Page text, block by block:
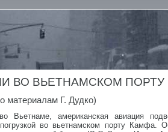
ВО ВЬЕТНАМСКОМ ПОРТУ
материалам Г. Дудко)
американская авиация
во вьетнамском порту Камфа.